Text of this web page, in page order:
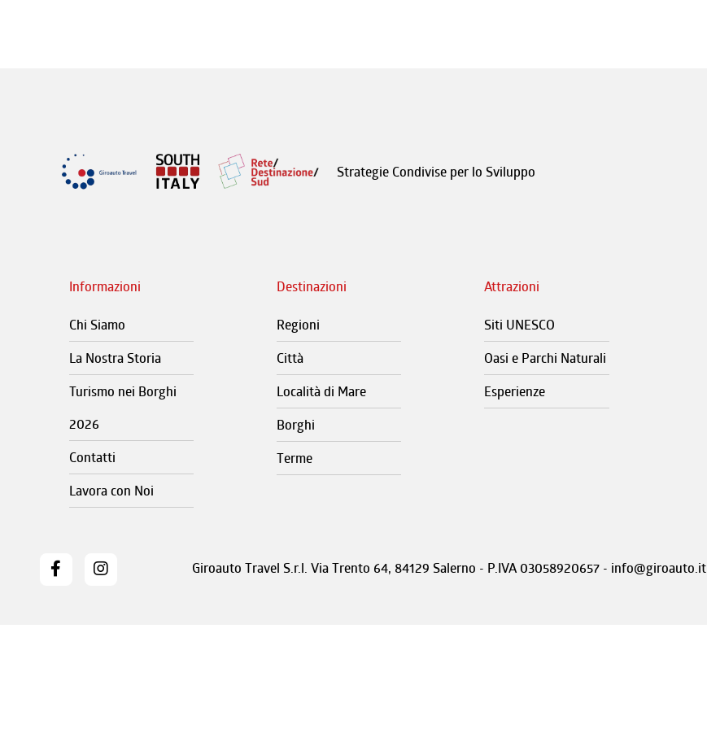
Strategie Condivise per lo Sviluppo
Informazioni
Chi Siamo
La Nostra Storia
Turismo nei Borghi
2026
Contatti
Lavora con Noi
Destinazioni
Regioni
Città
Località di Mare
Borghi
Terme
Attrazioni
Siti UNESCO
Oasi e Parchi Naturali
Esperienze
Giroauto Travel S.r.l. Via Trento 64, 84129 Salerno - P.IVA 03058920657 - info@giroauto.it